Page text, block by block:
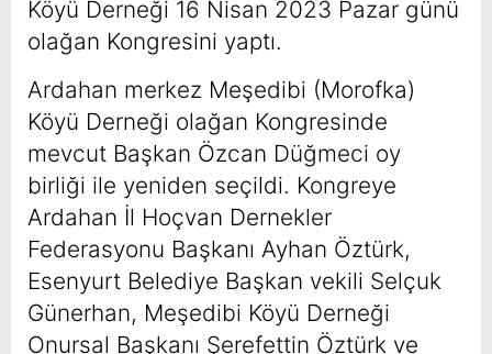
Köyü Derneği 16 Nisan 2023 Pazar günü
olağan Kongresini yaptı.
Ardahan merkez Meşedibi (Morofka)
Köyü Derneği olağan Kongresinde
mevcut Başkan Özcan Düğmeci oy
birliği ile yeniden seçildi. Kongreye
Ardahan İl Hoçvan Dernekler
Federasyonu Başkanı Ayhan Öztürk,
Esenyurt Belediye Başkan vekili Selçuk
Günerhan, Meşedibi Köyü Derneği
Onursal Başkanı Şerefettin Öztürk ve